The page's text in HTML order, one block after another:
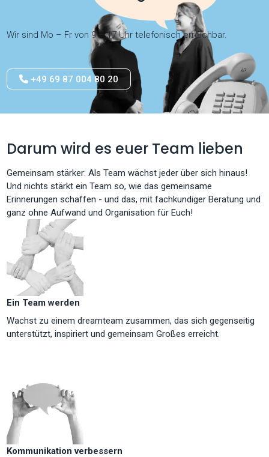
Wir sind Mo – Fr von 9 – 17 Uhr telefonisch erreichbar.
+49 69 87 004 80 20
Darum wird es euer Team lieben
Gemeinsam stärker: Als Team wächst jeder über sich hinaus!
Und nichts stärkt ein Team so, wie das gemeinsame
Erinnerungen schaffen - und das, mit fachkundiger Beratung und
ganz ohne Aufwand und Organisation für Euch!
Ein Team werden
Wachst zu einem dreamteam zusammen, das sich gegenseitig
unterstützt, inspiriert und gemeinsam Großes erreicht.
Kommunikation verbessern